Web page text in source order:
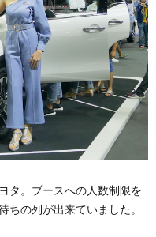
タ。ブースへの人数制限を
ちの列が出来ていました。